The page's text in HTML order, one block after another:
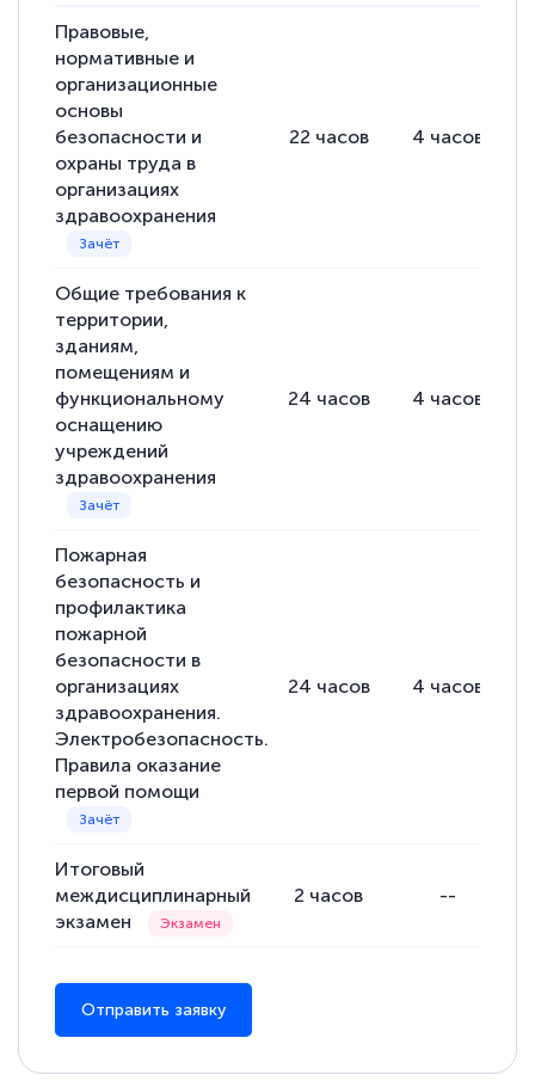
повышения квалификации "Эксперт ЕГЭ по
русскому языку и литературе". Много
полезных материалов помогли
подготовиться к тестированию. Это
книги, методические рекомендации,
статьи. Времени на подготовку
достаточно. Курс помогает пройти
Евгения Коротких
Знаток города 2 уровня
12 марта 2026
Спасибо большое Академии! Грамотное,
понятно! Проходила повышение
квалификации. Ещё раз - СПАСИБО!
Елена Петрикс
Знаток города 5 уровня
11 марта 2026
Всем добрый день! Я прошла курс
повышени каалификации по
специальности «Тренер-преподаватель
по тяжелой атлетике»! Хочется
оперативно связались со мной
специалисты, ответили на все
интересующие вопросы и в течении
Правовые,
нормативные и
организационные
основы
безопасности и
охраны труда в
организациях
здравоохранения
22 часов 4 часов
Общие требования к
территории,
зданиям,
помещениям и
функциональному
оснащению
учреждений
здравоохранения
24 часов 4 часов
Пожарная
безопасность и
профилактика
пожарной
безопасности в
организациях
здравоохранения.
Электробезопасность.
Правила оказание
первой помощи
24 часов 4 часов
Итоговый
междисциплинарный
экзамен
2 часов --
Отправить заявку